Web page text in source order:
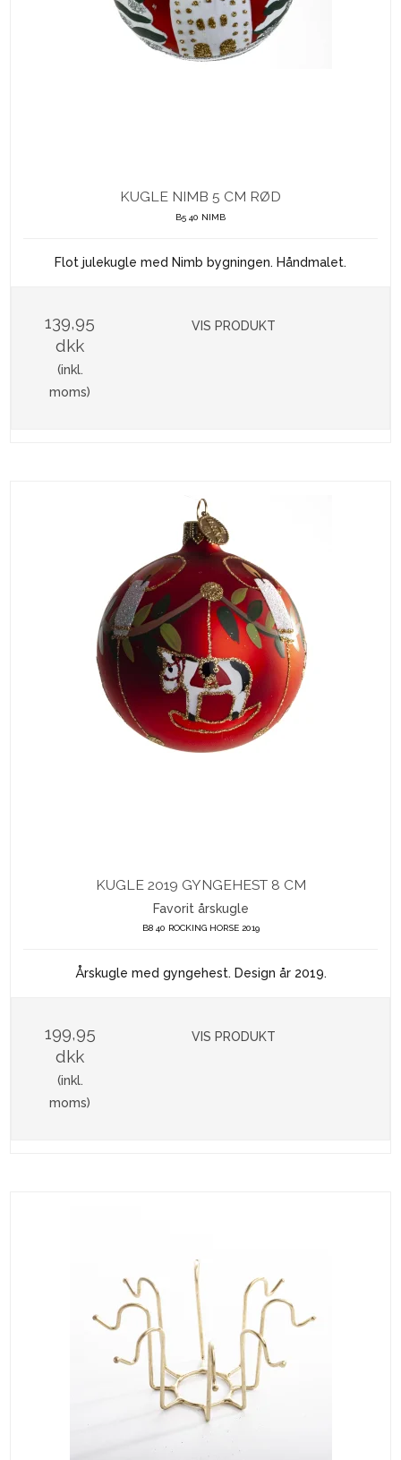
KUGLE NIMB 5 CM RØD
B5 40 NIMB
Flot julekugle med Nimb bygningen. Håndmalet.
139,95
dkk
(inkl.
moms)
VIS PRODUKT
KUGLE 2019 GYNGEHEST 8 CM
Favorit årskugle
B8 40 ROCKING HORSE 2019
Årskugle med gyngehest. Design år 2019.
199,95
dkk
(inkl.
moms)
VIS PRODUKT